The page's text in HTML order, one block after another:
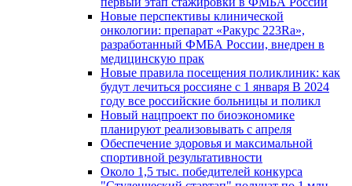
Новые перспективы клинической
онкологии: препарат «Ракурс 223Ra»,
разработанный ФМБА России, внедрен в
медицинскую прак
Новые правила посещения поликлиник: как
будут лечиться россияне с 1 января В 2024
году все российские больницы и поликл
Новый нацпроект по биоэкономике
планируют реализовывать с апреля
Обеспечение здоровья и максимальной
спортивной результативности
Около 1,5 тыс. победителей конкурса